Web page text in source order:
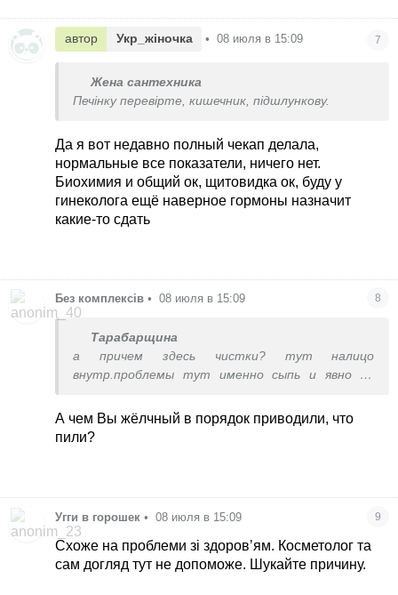
автор Укр_жіночка • 08 июля в 15:09 7
Жена сантехника
Печінку перевірте, кишечник, підшлункову.
Да я вот недавно полный чекап делала,
нормальные все показатели, ничего нет.
Биохимия и общий ок, щитовидка ок, буду у
гинеколога ещё наверное гормоны назначит
какие-то сдать
Без комплексів • 08 июля в 15:09 8
Тарабарщина
а причем здесь чистки? тут налицо
внутр.проблемы тут именно сыпь и явно не
желчи,проблемы с ЖКТ.я пока свой желчный не
привела в порядок- вот такое сыпало по щекам.
А чем Вы жёлчный в порядок приводили, что
пили?
Угги в горошек • 08 июля в 15:09 9
Схоже на проблеми зі здоровʼям. Косметолог та
сам догляд тут не допоможе. Шукайте причину.